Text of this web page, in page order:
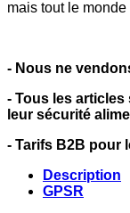
mais tout le
- Nous ne
- Tous les
leur sécurité
- Tarifs B2B pour
Description
GPSR